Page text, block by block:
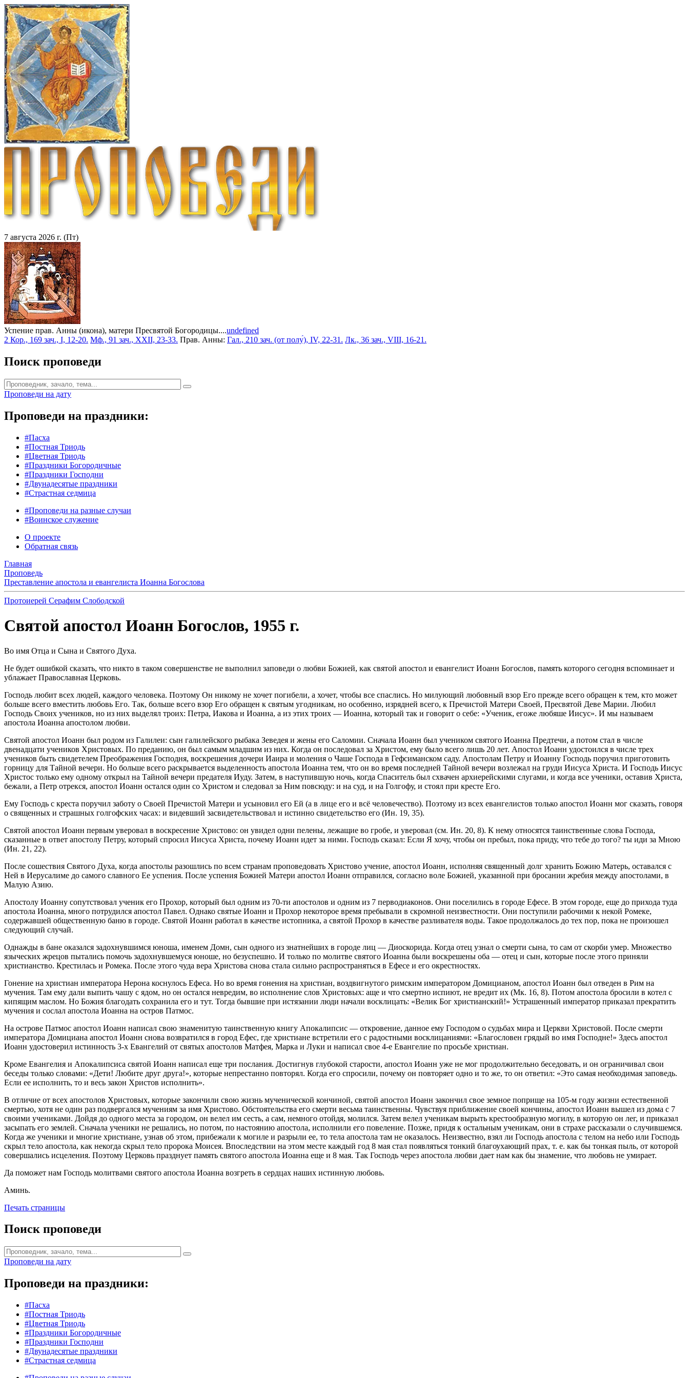
7 августа 2026 г. (Пт)
Успение прав. Анны (икона), матери Пресвятой Богородицы....undefined
2 Кор., 169 зач., I, 12-20. Мф., 91 зач., XXII, 23-33. Прав. Анны: Гал., 210 зач. (от полу́), IV, 22-31. Лк., 36 зач., VIII, 16-21.
Поиск проповеди
Проповеди на дату
Проповеди на праздники:
#Пасха
#Постная Триодь
#Цветная Триодь
#Праздники Богородичные
#Праздники Господни
#Двунадесятые праздники
#Страстная седмица
#Проповеди на разные случаи
#Воинское служение
О проекте
Обратная связь
Главная
Проповедь
Преставление апостола и евангелиста Иоанна Богослова
Протоиерей Серафим Слободской
Святой апостол Иоанн Богослов, 1955 г.
Во имя Отца и Сына и Святого Духа.
Не будет ошибкой сказать, что никто в таком совершенстве не выполнил заповеди о любви Божией, как святой апостол и евангелист Иоанн Богослов, память которого сегодня вспоминает и
ублажает Православная Церковь.
Господь любит всех людей, каждого человека. Поэтому Он никому не хочет погибели, а хочет, чтобы все спаслись. Но милующий любовный взор Его прежде всего обращен к тем, кто может
больше всего вместить любовь Его. Так, больше всего взор Его обращен к святым угодникам, но особенно, изрядней всего, к Пречистой Матери Своей, Пресвятой Деве Марии. Любил
Господь Своих учеников, но из них выделял троих: Петра, Иакова и Иоанна, а из этих троих — Иоанна, который так и говорит о себе: «Ученик, егоже любяше Иисус». И мы называем
апостола Иоанна апостолом любви.
Святой апостол Иоанн был родом из Галилеи: сын галилейского рыбака Зеведея и жены его Саломии. Сначала Иоанн был учеником святого Иоанна Предтечи, а потом стал в числе
двенадцати учеников Христовых. По преданию, он был самым младшим из них. Когда он последовал за Христом, ему было всего лишь 20 лет. Апостол Иоанн удостоился в числе трех
учеников быть свидетелем Преображения Господня, воскрешения дочери Иаира и моления о Чаше Господа в Гефсиманском саду. Апостолам Петру и Иоанну Господь поручил приготовить
горницу для Тайной вечери. Но больше всего раскрывается выделенность апостола Иоанна тем, что он во время последней Тайной вечери возлежал на груди Иисуса Христа. И Господь Иисус
Христос только ему одному открыл на Тайной вечери предателя Иуду. Затем, в наступившую ночь, когда Спаситель был схвачен архиерейскими слугами, и когда все ученики, оставив Христа,
бежали, а Петр отрекся, апостол Иоанн остался один со Христом и следовал за Ним повсюду: и на суд, и на Голгофу, и стоял при кресте Его.
Ему Господь с креста поручил заботу о Своей Пречистой Матери и усыновил его Ей (а в лице его и всё человечество). Поэтому из всех евангелистов только апостол Иоанн мог сказать, говоря
о священных и страшных голгофских часах: и видевший засвидетельствовал и истинно свидетельство его (Ин. 19, 35).
Святой апостол Иоанн первым уверовал в воскресение Христово: он увидел одни пелены, лежащие во гробе, и уверовал (см. Ин. 20, 8). К нему относятся таинственные слова Господа,
сказанные в ответ апостолу Петру, который спросил Иисуса Христа, почему Иоанн идет за ними. Господь сказал: Если Я хочу, чтобы он пребыл, пока приду, что тебе до того? ты иди за Мною
(Ин. 21, 22).
После сошествия Святого Духа, когда апостолы разошлись по всем странам проповедовать Христово учение, апостол Иоанн, исполняя священный долг хранить Божию Матерь, оставался с
Ней в Иерусалиме до самого славного Ее успения. После успения Божией Матери апостол Иоанн отправился, согласно воле Божией, указанной при бросании жребия между апостолами, в
Малую Азию.
Апостолу Иоанну сопутствовал ученик его Прохор, который был одним из 70-ти апостолов и одним из 7 перводиаконов. Они поселились в городе Ефесе. В этом городе, еще до прихода туда
апостола Иоанна, много потрудился апостол Павел. Однако святые Иоанн и Прохор некоторое время пребывали в скромной неизвестности. Они поступили рабочими к некой Ромеке,
содержавшей общественную баню в городе. Святой Иоанн работал в качестве истопника, а святой Прохор в качестве разливателя воды. Такое продолжалось до тех пор, пока не произошел
следующий случай.
Однажды в бане оказался задохнувшимся юноша, именем Домн, сын одного из знатнейших в городе лиц — Диоскорида. Когда отец узнал о смерти сына, то сам от скорби умер. Множество
языческих жрецов пытались помочь задохнувшемуся юноше, но безуспешно. И только по молитве святого Иоанна были воскрешены оба — отец и сын, которые после этого приняли
христианство. Крестилась и Ромека. После этого чуда вера Христова снова стала сильно распространяться в Ефесе и его окрестностях.
Гонение на христиан императора Нерона коснулось Ефеса. Но во время гонения на христиан, воздвигнутого римским императором Домицианом, апостол Иоанн был отведен в Рим на
мучения. Там ему дали выпить чашу с ядом, но он остался невредим, во исполнение слов Христовых: аще и что смертно испиют, не вредит их (Мк. 16, 8). Потом апостола бросили в котел с
кипящим маслом. Но Божия благодать сохранила его и тут. Тогда бывшие при истязании люди начали восклицать: «Велик Бог христианский!» Устрашенный император приказал прекратить
мучения и сослал апостола Иоанна на остров Патмос.
На острове Патмос апостол Иоанн написал свою знаменитую таинственную книгу Апокалипсис — откровение, данное ему Господом о судьбах мира и Церкви Христовой. После смерти
императора Домициана апостол Иоанн снова возвратился в город Ефес, где христиане встретили его с радостными восклицаниями: «Благословен грядый во имя Господне!» Здесь апостол
Иоанн удостоверил истинность 3-х Евангелий от святых апостолов Матфея, Марка и Луки и написал свое 4-е Евангелие по просьбе христиан.
Кроме Евангелия и Апокалипсиса святой Иоанн написал еще три послания. Достигнув глубокой старости, апостол Иоанн уже не мог продолжительно беседовать, и он ограничивал свои
беседы только словами: «Дети! Любите друг друга!», которые непрестанно повторял. Когда его спросили, почему он повторяет одно и то же, то он ответил: «Это самая необходимая заповедь.
Если ее исполнить, то и весь закон Христов исполнить».
В отличие от всех апостолов Христовых, которые закончили свою жизнь мученической кончиной, святой апостол Иоанн закончил свое земное поприще на 105-м году жизни естественной
смертью, хотя не один раз подвергался мучениям за имя Христово. Обстоятельства его смерти весьма таинственны. Чувствуя приближение своей кончины, апостол Иоанн вышел из дома с 7
своими учениками. Дойдя до одного места за городом, он велел им сесть, а сам, немного отойдя, молился. Затем велел ученикам вырыть крестообразную могилу, в которую он лег, и приказал
засыпать его землей. Сначала ученики не решались, но потом, по настоянию апостола, исполнили его повеление. Позже, придя к остальным ученикам, они в страхе рассказали о случившемся.
Когда же ученики и многие христиане, узнав об этом, прибежали к могиле и разрыли ее, то тела апостола там не оказалось. Неизвестно, взял ли Господь апостола с телом на небо или Господь
скрыл тело апостола, как некогда скрыл тело пророка Моисея. Впоследствии на этом месте каждый год 8 мая стал появляться тонкий благоухающий прах, т. е. как бы тонкая пыль, от которой
совершались исцеления. Поэтому Церковь празднует память святого апостола Иоанна еще и 8 мая. Так Господь через апостола любви дает нам как бы знамение, что любовь не умирает.
Да поможет нам Господь молитвами святого апостола Иоанна возгреть в сердцах наших истинную любовь.
Аминь.
Печать страницы
Поиск проповеди
Проповеди на дату
Проповеди на праздники:
#Пасха
#Постная Триодь
#Цветная Триодь
#Праздники Богородичные
#Праздники Господни
#Двунадесятые праздники
#Страстная седмица